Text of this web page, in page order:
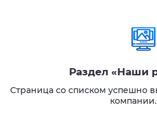
Раздел «Наши
Страница со списком успешно
компании.